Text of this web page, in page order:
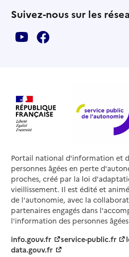
Suivez-nous sur les
Portail national d'information et
personnes âgées en perte
proches, créé par la loi
vieillissement. Il est édité et
de l'autonomie, avec la
partenaires engagés dans
l'information des personnes
info.gouv.fr
service-public.fr
data.gouv.fr